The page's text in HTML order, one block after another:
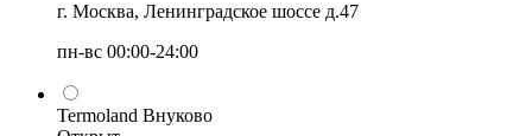
г. Москва, Ленинградское шоссе д.47
пн-вс 00:00-24:00
Termoland Внуково